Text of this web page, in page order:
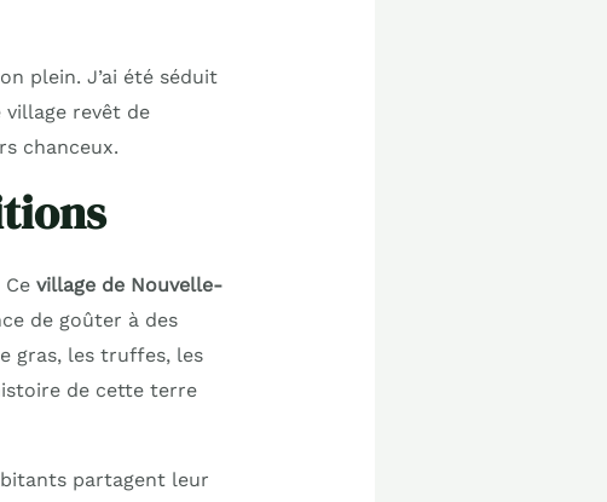
plein. J’ai été séduit
village revêt de
chanceux.
village de Nouvelle-
de goûter à des
gras, les truffes, les
de cette terre
partagent leur